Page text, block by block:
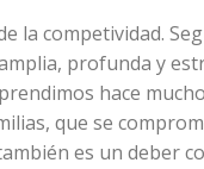
la competividad.
profunda y
hace
que se
es un deber